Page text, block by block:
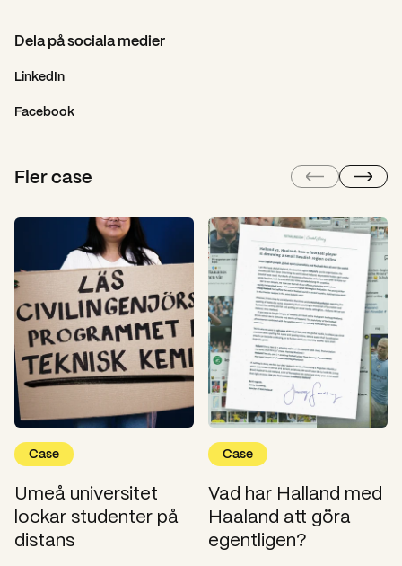
Dela på sociala medier
LinkedIn
Facebook
Fler case
Case
Umeå universitet
lockar studenter på
distans
Case
Vad har Halland med
Haaland att göra
egentligen?